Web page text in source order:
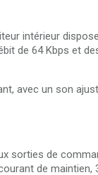
intérieur
de 64 Kbps et
avec un son
sorties de
de maintien,